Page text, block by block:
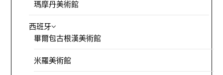
瑪摩丹美術館
西班牙
畢爾包古根漢美術館
米羅美術館